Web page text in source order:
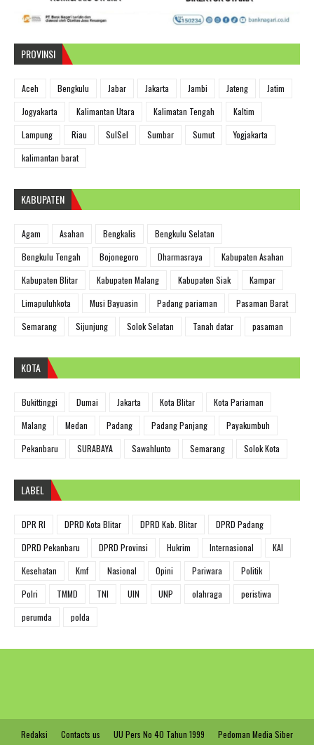
PROVINSI
Aceh Bengkulu Jabar Jakarta Jambi Jateng
Jatim
Jogyakarta
Kalimantan Utara Kalimatan Tengah
Kaltim
Lampung
Riau SulSel Sumbar Sumut
Yogjakarta
kalimantan barat
KABUPATEN
Agam Asahan Bengkalis
Bengkulu Selatan
Bengkulu Tengah
Bojonegoro Dharmasraya
Kabupaten Asahan
Kabupaten Blitar
Kabupaten Malang Kabupaten Siak
Kampar
Limapuluhkota
Musi Bayuasin Padang pariaman
Pasaman Barat
Semarang
Sijunjung Solok Selatan Tanah datar pasaman
KOTA
Bukittinggi Dumai Jakarta Kota Blitar
Kota Pariaman
Malang
Medan Padang Padang Panjang
Payakumbuh
Pekanbaru
SURABAYA Sawahlunto Semarang Solok Kota
LABEL
DPR RI DPRD Kota Blitar DPRD Kab. Blitar
DPRD Padang
DPRD Pekanbaru
DPRD Provinsi Hukrim Internasional
KAI
Kesehatan
Kmf Nasional Opini Pariwara
Politik
Polri
TMMD TNI UIN UNP olahraga
peristiwa
perumda
polda
Redaksi Contacts us UU Pers No 40 Tahun 1999 Pedoman Media Siber